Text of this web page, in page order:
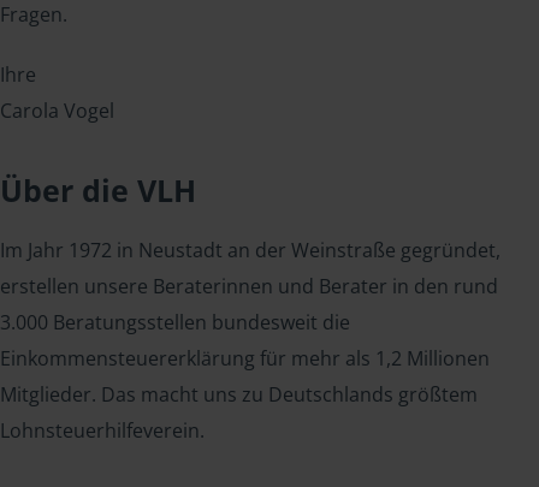
Fragen.
Ihre
Carola Vogel
Über die VLH
Im Jahr 1972 in Neustadt an der Weinstraße gegründet,
erstellen unsere Beraterinnen und Berater in den rund
3.000 Beratungsstellen bundesweit die
Einkommensteuererklärung für mehr als 1,2 Millionen
Mitglieder. Das macht uns zu Deutschlands größtem
Lohnsteuerhilfeverein.